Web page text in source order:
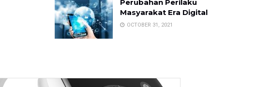
Perubahan Perilaku
Masyarakat Era Digital
OCTOBER 31, 2021